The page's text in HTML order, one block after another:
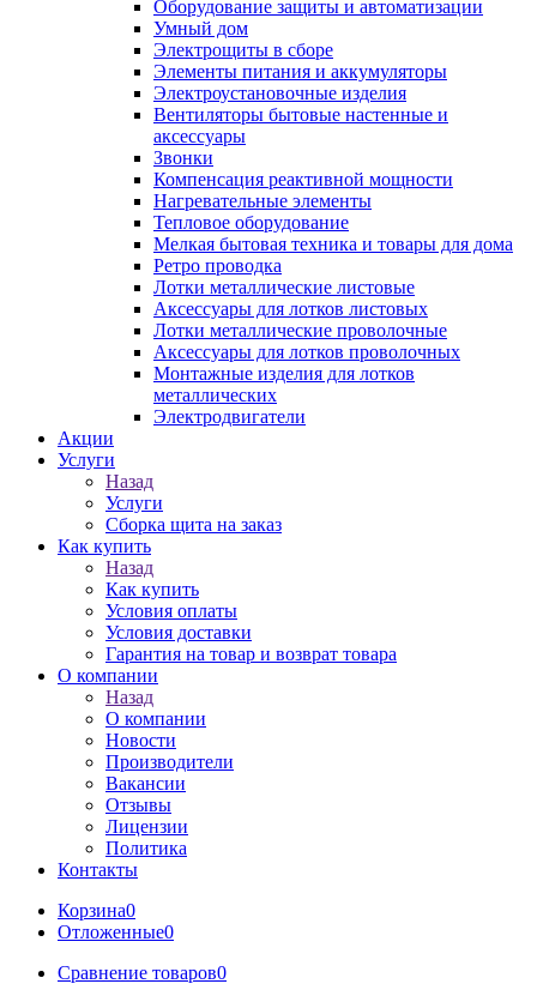
Оборудование защиты и автоматизации
Умный дом
Электрощиты в сборе
Элементы питания и аккумуляторы
Электроустановочные изделия
Вентиляторы бытовые настенные и
аксессуары
Звонки
Компенсация реактивной мощности
Нагревательные элементы
Тепловое оборудование
Мелкая бытовая техника и товары для дома
Ретро проводка
Лотки металлические листовые
Аксессуары для лотков листовых
Лотки металлические проволочные
Аксессуары для лотков проволочных
Монтажные изделия для лотков
металлических
Электродвигатели
Акции
Услуги
Назад
Услуги
Сборка щита на заказ
Как купить
Назад
Как купить
Условия оплаты
Условия доставки
Гарантия на товар и возврат товара
О компании
Назад
О компании
Новости
Производители
Вакансии
Отзывы
Лицензии
Политика
Контакты
Корзина0
Отложенные0
Сравнение товаров0